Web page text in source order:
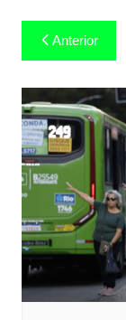
Navegação
de
Post
Anterior